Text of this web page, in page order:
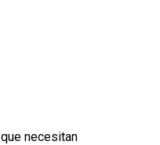
que necesitan